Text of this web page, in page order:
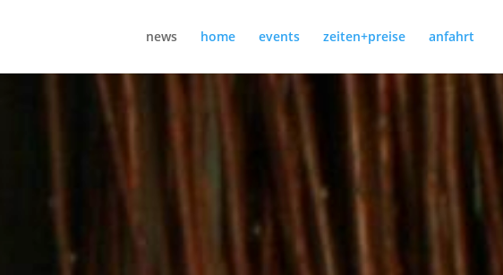
news home events zeiten+preise anfahrt